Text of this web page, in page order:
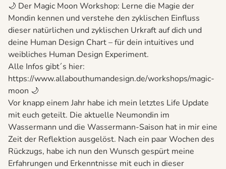
🌙 Der Magic Moon Workshop: Lerne die Magie der
Mondin kennen und verstehe den zyklischen Einfluss
dieser natürlichen und zyklischen Urkraft auf dich und
deine Human Design Chart – für dein intuitives und
weibliches Human Design Experiment.
Alle Infos gibt´s hier:
https://www.allabouthumandesign.de/workshops/magic-
moon 🌙
Vor knapp einem Jahr habe ich mein letztes Life Update
mit euch geteilt. Die aktuelle Neumondin im
Wassermann und die Wassermann-Saison hat in mir eine
Zeit der Reflektion ausgelöst. Nach ein paar Wochen des
Rückzugs, habe ich nun den Wunsch gespürt meine
Erfahrungen und Erkenntnisse mit euch in dieser